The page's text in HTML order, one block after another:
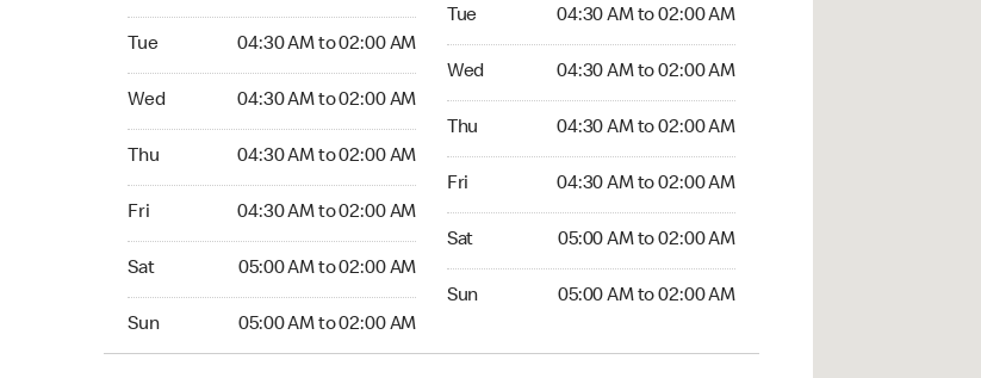
Tue 04:30 AM to 02:00 AM
Wed 04:30 AM to 02:00 AM
Thu 04:30 AM to 02:00 AM
Fri 04:30 AM to 02:00 AM
Sat 05:00 AM to 02:00 AM
Sun 05:00 AM to 02:00 AM
Tue 04:30 AM to 02:00 AM
Wed 04:30 AM to 02:00 AM
Thu 04:30 AM to 02:00 AM
Fri 04:30 AM to 02:00 AM
Sat 05:00 AM to 02:00 AM
Sun 05:00 AM to 02:00 AM